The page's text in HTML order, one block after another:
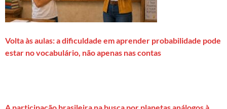
Volta às aulas: a dificuldade em aprender probabilidade pode
estar no vocabulário, não apenas nas contas